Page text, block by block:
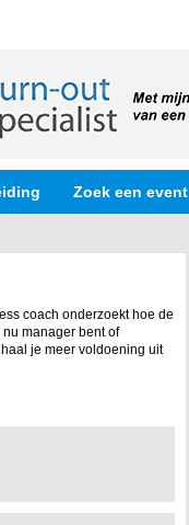
Zoek een event
coach onderzoekt hoe de
manager bent of
je meer voldoening uit